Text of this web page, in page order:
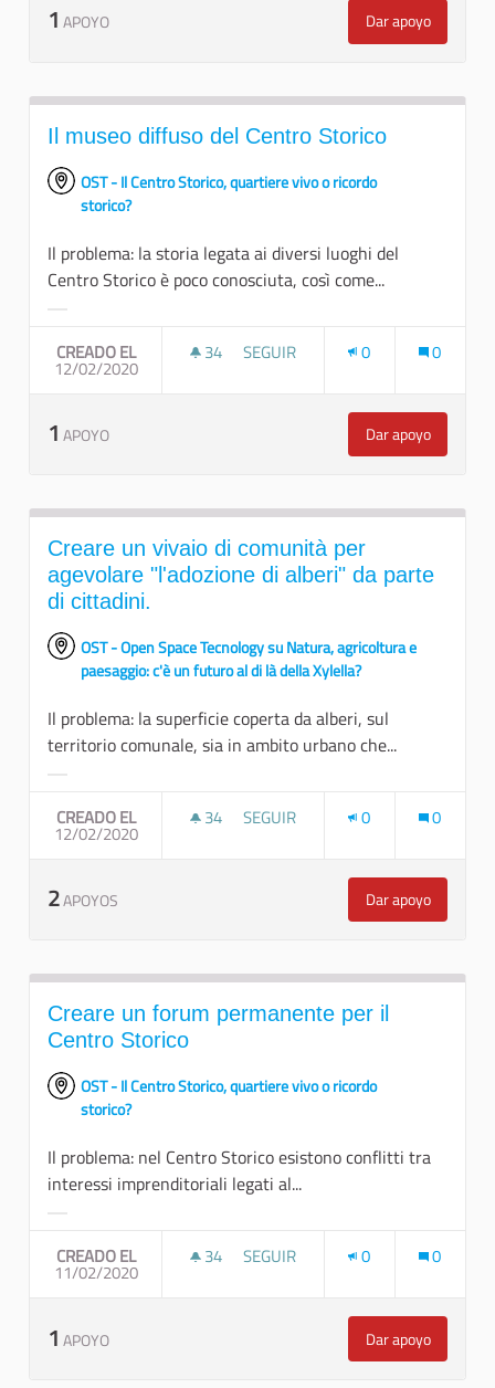
1 APOYO Dar apoyo
Un Piano che
Il museo diffuso del Centro Storico
OST - Il Centro Storico, quartiere vivo o ricordo
storico?
Il problema: la storia legata ai diversi luoghi del
Centro Storico è poco conosciuta, così come...
CREADO EL
12/02/2020
34 34 SEGUIDORAS
SEGUIR
IL MUSEO DIFFUSO DEL CENTRO
0 0
1 APOYO Dar apoyo
Il museo
Creare un vivaio di comunità per
agevolare "l'adozione di alberi" da parte
di cittadini.
OST - Open Space Tecnology su Natura, agricoltura e
paesaggio: c'è un futuro al di là della Xylella?
Il problema: la superficie coperta da alberi, sul
territorio comunale, sia in ambito urbano che...
CREADO EL
12/02/2020
34 34 SEGUIDORAS
SEGUIR 0 0
2APOYOS Dar apoyo
Creare un
Creare un forum permanente per il
Centro Storico
OST - Il Centro Storico, quartiere vivo o ricordo
storico?
Il problema: nel Centro Storico esistono conflitti tra
interessi imprenditoriali legati al...
CREADO EL
11/02/2020
34 34 SEGUIDORAS
SEGUIR 0 0
1 APOYO Dar apoyo
Creare un